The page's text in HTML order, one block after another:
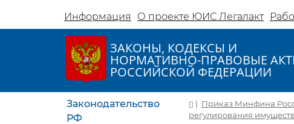
Информация О проекте ЮИС Легалакт
ЗАКОНЫ, КОДЕКСЫ И
НОРМАТИВНО-ПРАВОВЫЕ
РОССИЙСКОЙ ФЕДЕРАЦИИ
Законодательство
РФ
| Приказ Минфина
регулирования